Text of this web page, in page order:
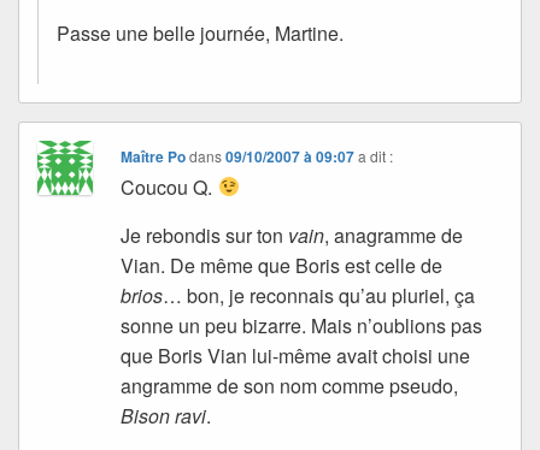
Passe une belle journée, Martine.
Maître Podans09/10/2007 à 09:07 a dit :
Coucou Q.
Je rebondis sur ton vain, anagramme de
Vian. De même que Boris est celle de
brios… bon, je reconnais qu’au pluriel, ça
sonne un peu bizarre. Mais n’oublions pas
que Boris Vian lui-même avait choisi une
angramme de son nom comme pseudo,
Bison ravi.